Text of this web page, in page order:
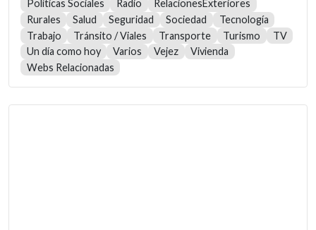
Políticas Sociales
Radio
RelacionesExteriores
Rurales
Salud Seguridad Sociedad
Tecnología
Trabajo
Tránsito / Viales Transporte Turismo
TV
Un día como hoy
Varios Vejez
Vivienda
Webs Relacionadas